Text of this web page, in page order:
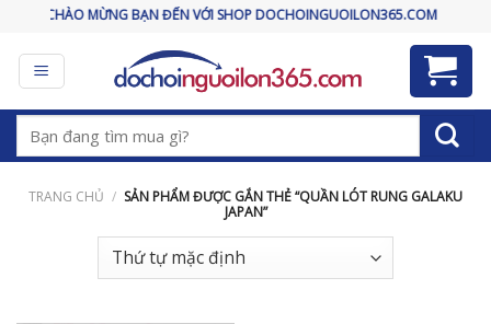
content
CHÀO MỪNG BẠN ĐẾN VỚI SHOP DOCHOINGUOILON365.COM
Tìm
kiếm:
TRANG CHỦ / SẢN PHẨM ĐƯỢC GẮN THẺ “QUẦN LÓT RUNG GALAKU
JAPAN”